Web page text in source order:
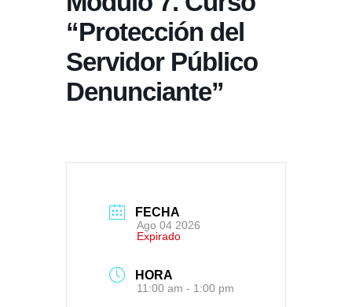
“Protección del
Servidor Público
Denunciante”
FECHA
Ago 04 2026
Expirado
HORA
11:00 am - 1:00 pm